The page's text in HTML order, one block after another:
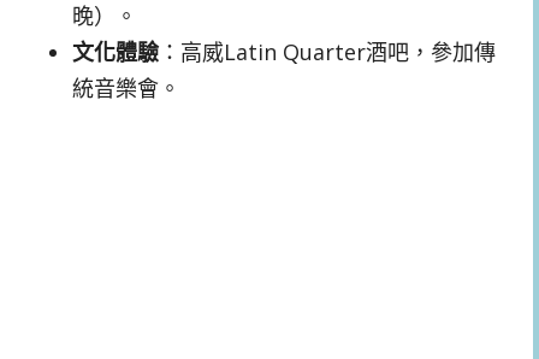
晚）。
文化體驗 ：高威Latin Quarter酒吧，參加傳
統音樂會。